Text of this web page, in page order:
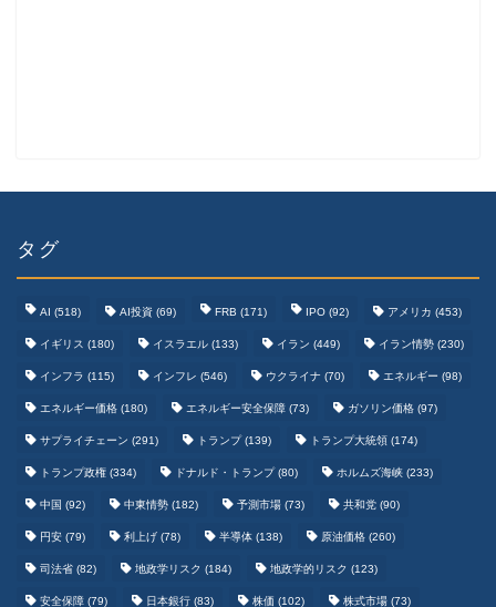
タグ
AI (518) AI投資 (69) FRB (171) IPO (92) アメリカ (453)
イギリス (180) イスラエル (133) イラン (449) イラン情勢 (230)
インフラ (115) インフレ (546) ウクライナ (70) エネルギー (98)
エネルギー価格 (180) エネルギー安全保障 (73) ガソリン価格 (97)
サプライチェーン (291) トランプ(139) トランプ大統領 (174)
トランプ政権 (334) ドナルド・トランプ(80) ホルムズ海峡 (233)
中国 (92) 中東情勢 (182) 予測市場 (73) 共和党 (90)
円安 (79) 利上げ (78) 半導体 (138) 原油価格 (260)
司法省 (82) 地政学リスク (184) 地政学的リスク (123)
安全保障 (79) 日本銀行 (83) 株価 (102) 株式市場 (73)
野球まとめ